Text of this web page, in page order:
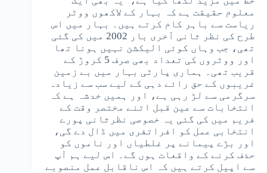
معلوم حقیقت ہے کہ بہار کے لاکھوں ووٹر
ریاست سے باہر کام کرتے ہیں۔ بہار میں اس
طرح کی نظر ثانی آخری بار 2002 میں کی گئی
تھی، جب وہاں کوئی الیکشن نہیں ہونا تھا
اور ووٹروں کی تعداد بھی صرف 5 کروڑ کے
قریب تھی۔ ہماری پارٹی بہار میں بے زمین
غریبوں کے حق رائے دہی کے لیے سب سے زیادہ
سرگرمی سے لڑ رہی ہے، اور ہمیں خدشہ ہے کہ
انتخابات سے عین قبل اتنے مختصر وقت کے
فریم میں کی گئی یہ خصوصی نظرثانی پورے
انتخابی عمل کو افراتفری میں ڈال دے گی،
اور بڑے پیمانے پر غلطیاں اور ناموں کو
حذف کرنے کے واقعات ہوں گے۔ اس لیے ہم آپ
سے اپیل کرتے ہیں کہ اس ناقابل عمل منصوبے